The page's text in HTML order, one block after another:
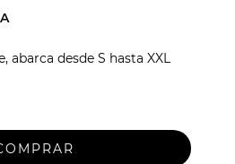
abarca desde S hasta XXL